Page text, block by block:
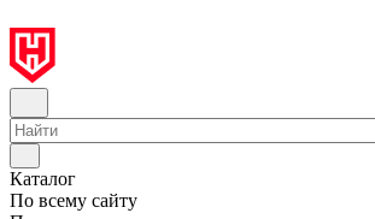
Каталог
По всему сайту